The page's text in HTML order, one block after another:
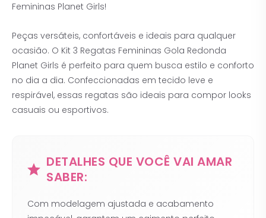
Femininas Planet Girls!
Peças versáteis, confortáveis e ideais para qualquer
ocasião. O Kit 3 Regatas Femininas Gola Redonda
Planet Girls é perfeito para quem busca estilo e conforto
no dia a dia. Confeccionadas em tecido leve e
respirável, essas regatas são ideais para compor looks
casuais ou esportivos.
DETALHES QUE VOCÊ VAI AMAR
SABER:
Com modelagem ajustada e acabamento